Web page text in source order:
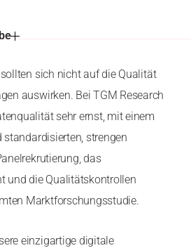
sich nicht auf die Qualität
auswirken. Bei TGM Research
sehr ernst, mit einem
strengen
das
und die Qualitätskontrollen
Marktforschungsstudie.
einzigartige digitale